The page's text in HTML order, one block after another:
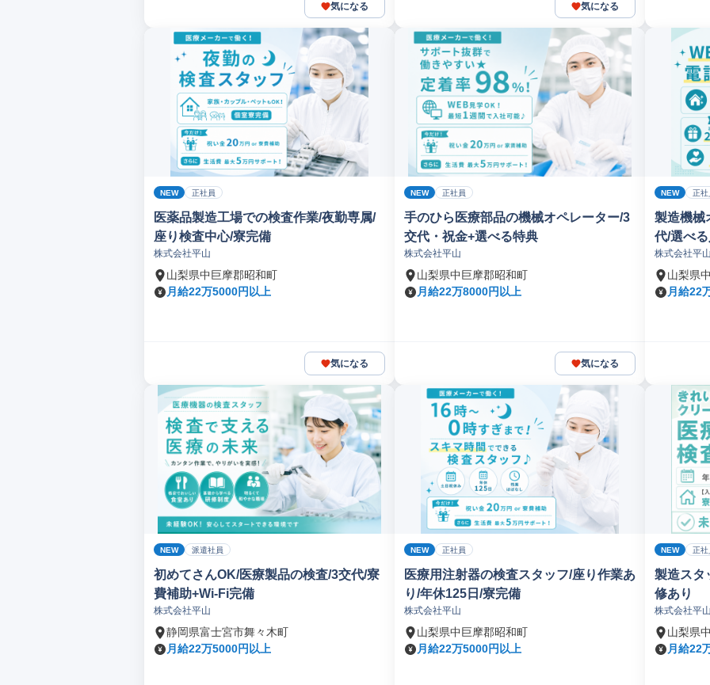
気になる 気になる
NEW 正社員
医薬品製造工場での検査作業/夜勤専属/
座り検査中心/寮完備
株式会社平山
山梨県中巨摩郡昭和町
月給22万5000円以上
気になる
NEW 正社員
手のひら医療部品の機械オペレーター/3
交代・祝金+選べる特典
株式会社平山
山梨県中巨摩郡昭和町
月給22万8000円以上
気になる
NEW 正社
製造機械
代/選べ
株式会社平
山梨県
月給22
NEW 派遣社員
初めてさんOK/医療製品の検査/3交代/寮
費補助+Wi-Fi完備
株式会社平山
静岡県富士宮市舞々木町
月給22万5000円以上
NEW 正社員
医療用注射器の検査スタッフ/座り作業あ
り/年休125日/寮完備
株式会社平山
山梨県中巨摩郡昭和町
月給22万5000円以上
NEW 正社
製造スタ
修あり
株式会社平
山梨県
月給22